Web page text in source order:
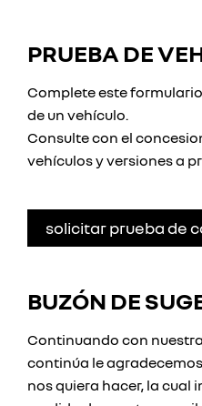
PRUEBA DE
Complete este
de un vehículo.
Consulte con el
vehículos y versiones a
solicitar prueba de
BUZÓN DE
Continuando con
continúa le
nos quiera hacer, la cual